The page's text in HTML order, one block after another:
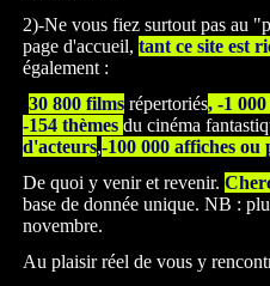
2)-Ne vous fiez surtout pas au
page d'accueil, tant ce site est
également :
-30 800 films répertoriés, -1 000
-154 thèmes du cinéma
d'acteurs,-100 000 affiches ou
De quoi y venir et revenir.
base de donnée unique. NB :
novembre.
Au plaisir réel de vous y